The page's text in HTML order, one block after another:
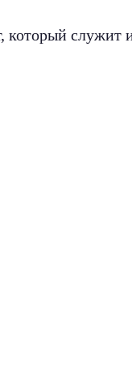
который служит